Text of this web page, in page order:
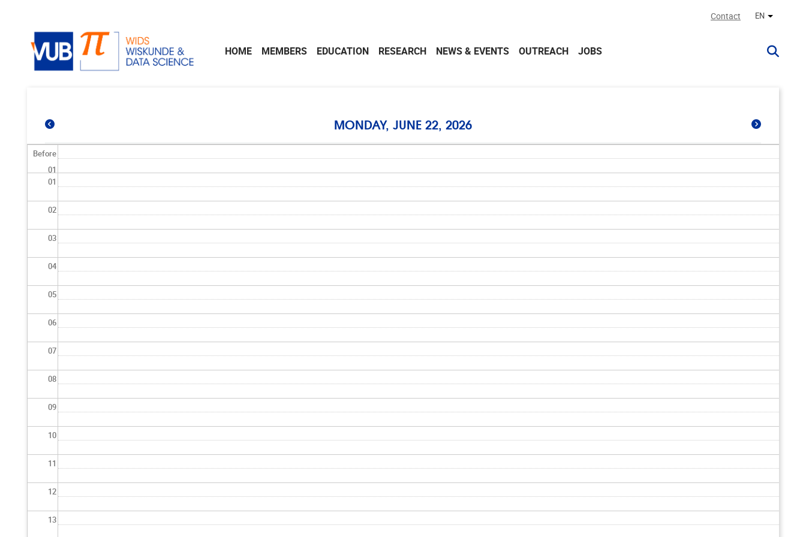
Contact EN Other
HOME MEMBERS EDUCATION RESEARCH NEWS & EVENTS OUTREACH JOBS
MONDAY, JUNE 22, 2026
Before
01
01
02
03
04
05
06
07
08
09
10
11
12
13